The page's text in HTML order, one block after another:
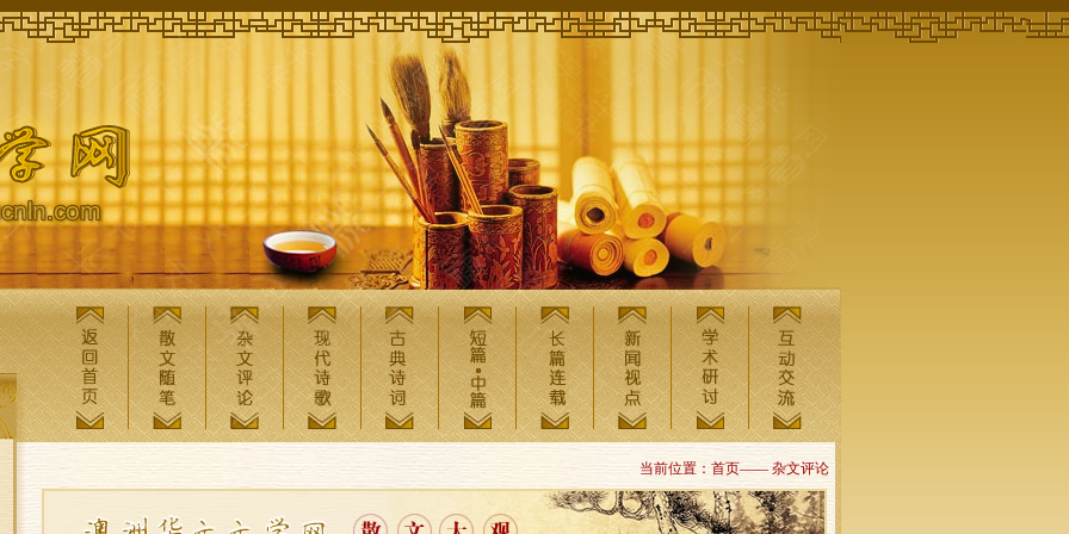
当前位置：首页—— 杂文评论